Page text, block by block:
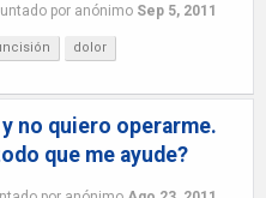
por anónimo Sep 5, 2011
dolor
no quiero operarme.
que me ayude?